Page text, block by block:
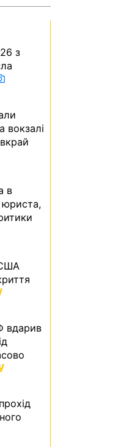
з
вокзалі
в
юриста,
вдарив